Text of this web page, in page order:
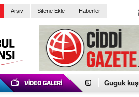
Arşiv Sitene Ekle Haberler
Türk
Guguk
Sneaker